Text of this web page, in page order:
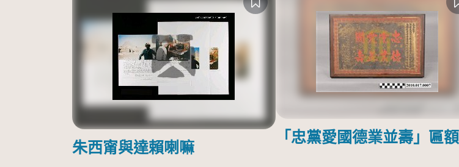
朱西甯與達賴喇嘛
「忠黨愛國德業並壽」匾額